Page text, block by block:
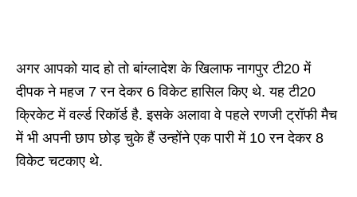
अगर आपको याद हो तो बांग्लादेश के खिलाफ नागपुर टी20 में
दीपक ने महज 7 रन देकर 6 विकेट हासिल किए थे. यह टी20
क्रिकेट में वर्ल्ड रिकॉर्ड है. इसके अलावा वे पहले रणजी ट्रॉफी मैच
में भी अपनी छाप छोड़ चुके हैं उन्होंने एक पारी में 10 रन देकर 8
विकेट चटकाए थे.